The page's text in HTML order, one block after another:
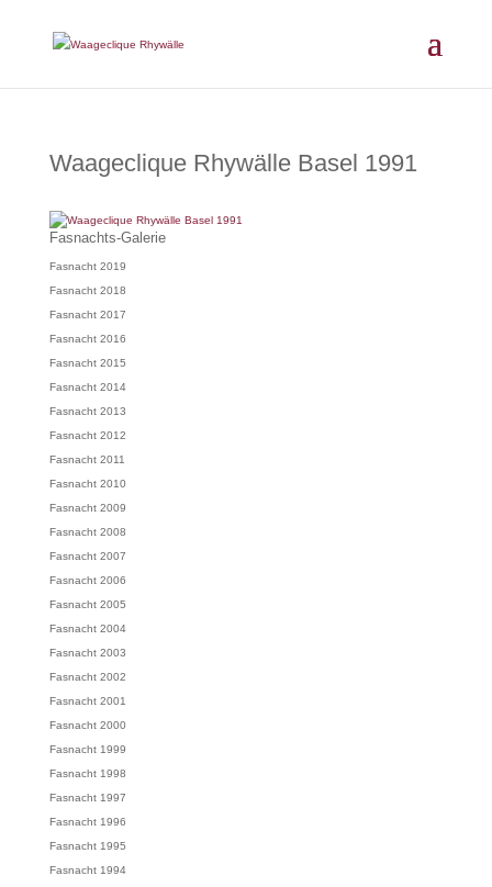
Waageclique Rhywälle Basel 1991
Fasnachts-Galerie
Fasnacht 2019
Fasnacht 2018
Fasnacht 2017
Fasnacht 2016
Fasnacht 2015
Fasnacht 2014
Fasnacht 2013
Fasnacht 2012
Fasnacht 2011
Fasnacht 2010
Fasnacht 2009
Fasnacht 2008
Fasnacht 2007
Fasnacht 2006
Fasnacht 2005
Fasnacht 2004
Fasnacht 2003
Fasnacht 2002
Fasnacht 2001
Fasnacht 2000
Fasnacht 1999
Fasnacht 1998
Fasnacht 1997
Fasnacht 1996
Fasnacht 1995
Fasnacht 1994